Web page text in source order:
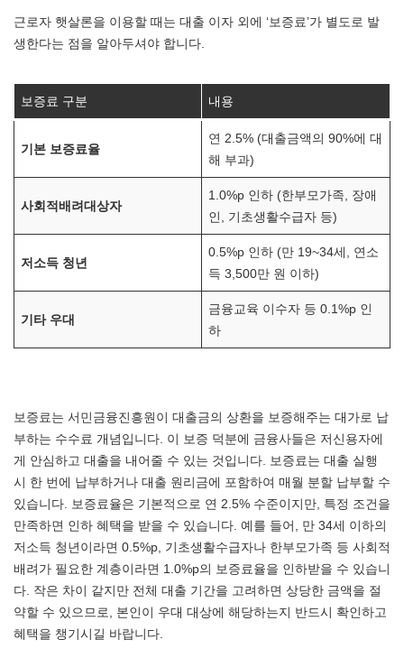
근로자 햇살론을 이용할 때는 대출 이자 외에 ‘보증료’가 별도로 발
생한다는 점을 알아두셔야 합니다.
보증료 구분 내용
기본 보증료율
연 2.5% (대출금액의 90%에 대
해 부과)
사회적배려대상자
1.0%p 인하 (한부모가족, 장애
인, 기초생활수급자 등)
저소득 청년
0.5%p 인하 (만 19~34세, 연소
득 3,500만 원 이하)
기타 우대
금융교육 이수자 등 0.1%p 인
하
보증료는 서민금융진흥원이 대출금의 상환을 보증해주는 대가로 납
부하는 수수료 개념입니다. 이 보증 덕분에 금융사들은 저신용자에
게 안심하고 대출을 내어줄 수 있는 것입니다. 보증료는 대출 실행
시 한 번에 납부하거나 대출 원리금에 포함하여 매월 분할 납부할 수
있습니다. 보증료율은 기본적으로 연 2.5% 수준이지만, 특정 조건을
만족하면 인하 혜택을 받을 수 있습니다. 예를 들어, 만 34세 이하의
저소득 청년이라면 0.5%p, 기초생활수급자나 한부모가족 등 사회적
배려가 필요한 계층이라면 1.0%p의 보증료율을 인하받을 수 있습니
다. 작은 차이 같지만 전체 대출 기간을 고려하면 상당한 금액을 절
약할 수 있으므로, 본인이 우대 대상에 해당하는지 반드시 확인하고
혜택을 챙기시길 바랍니다.